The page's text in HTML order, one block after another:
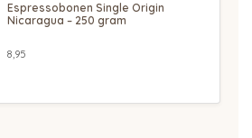
Espressobonen Single Origin
Nicaragua – 250 gram
8,95